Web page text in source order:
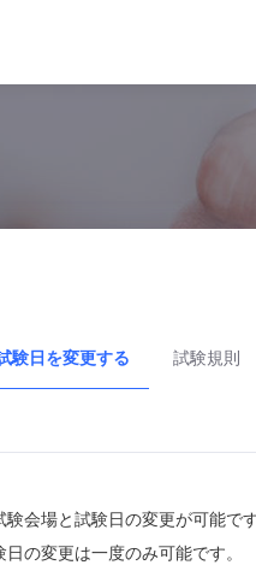
験日を変更する 試験規則
会場と試験日の変更が可能で
の変更は一度のみ可能です。